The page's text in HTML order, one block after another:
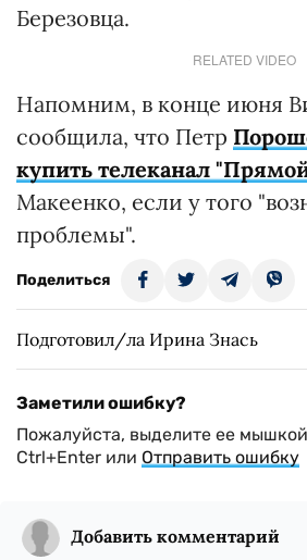
Березовца.
RELATED VIDEO
Напомним, в конце июня
сообщила, что Петр
купить телеканал
Макеенко, если у того
проблемы".
Поделиться
Подготовил/ла Ирина Знась
Заметили ошибку?
Пожалуйста, выделите ее
Ctrl+Enter или Отправить ошибку
Добавить комментарий